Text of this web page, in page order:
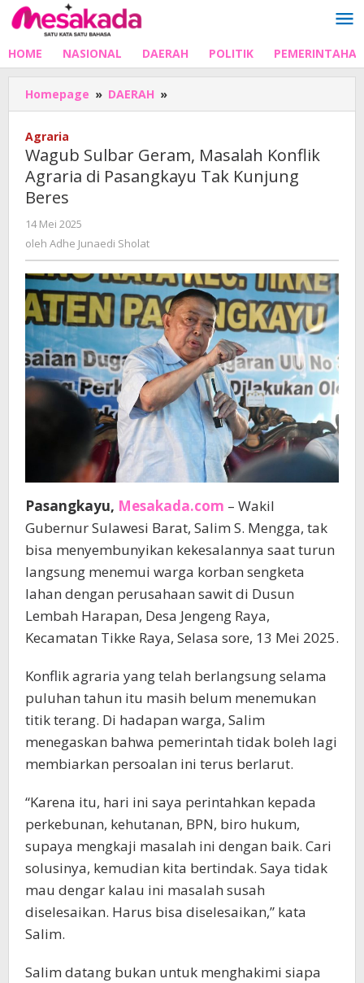
Lewati
ke
HOME NASIONAL DAERAH POLITIK
Homepage » DAERAH »
Sulbar
Konflik
Agraria
Beres
Agraria
Wagub Sulbar Geram, Masalah Konflik
Agraria di Pasangkayu Tak Kunjung
Beres
14 Mei 2025
Adhe
oleh Adhe Junaedi Sholat
Pasangkayu, Mesakada.com – Wakil
Gubernur Sulawesi Barat, Salim S. Mengga, tak
bisa menyembunyikan kekesalannya saat turun
langsung menemui warga korban sengketa
lahan dengan perusahaan sawit di Dusun
Lembah Harapan, Desa Jengeng Raya,
Kecamatan Tikke Raya, Selasa sore, 13 Mei 2025.
Konflik agraria yang telah berlangsung selama
puluhan tahun itu masih belum menemukan
titik terang. Di hadapan warga, Salim
menegaskan bahwa pemerintah tidak boleh lagi
membiarkan persoalan ini terus berlarut.
“Karena itu, hari ini saya perintahkan kepada
perkebunan, kehutanan, BPN, biro hukum,
supaya mengkaji masalah ini dengan baik. Cari
solusinya, kemudian kita bertindak. Saya tidak
mau dengar kalau ini masalah susah
diselesaikan. Harus bisa diselesaikan,” kata
Salim.
Salim datang bukan untuk menghakimi siapa